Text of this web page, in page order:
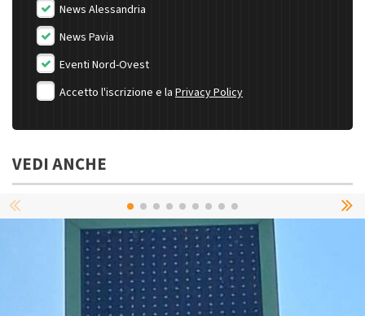
News Alessandria
News Pavia
Eventi Nord-Ovest
Accetto l'iscrizione e la Privacy Policy
VEDI ANCHE